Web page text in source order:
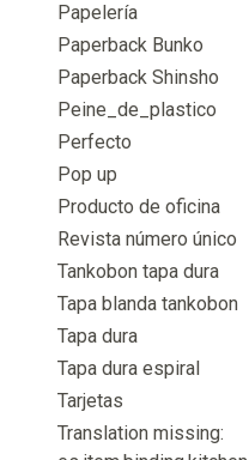
Papelería
Paperback Bunko
Paperback Shinsho
Peine_de_plastico
Perfecto
Pop up
Producto de oficina
Revista número único
Tankobon tapa dura
Tapa blanda tankobon
Tapa dura
Tapa dura espiral
Tarjetas
Translation missing: